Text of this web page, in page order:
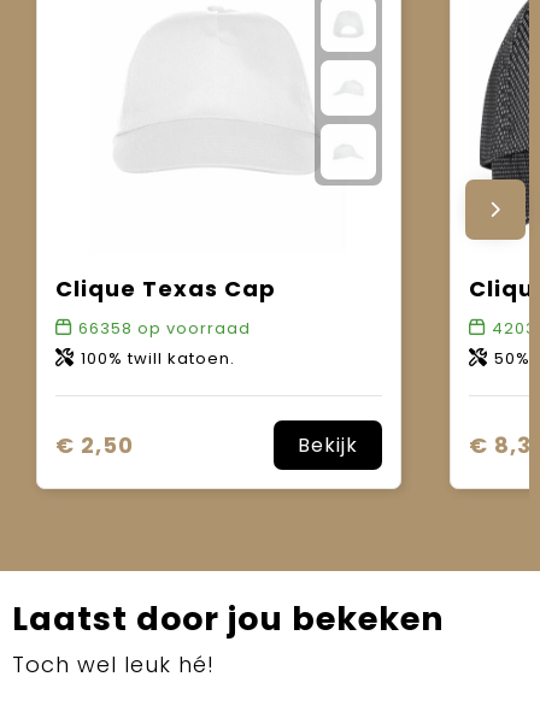
Clique Texas Cap
66358 op voorraad
100% twill katoen.
€ 2,50 Bekijk
4203
50%
€
Laatst door jou bekeken
Toch wel leuk hé!